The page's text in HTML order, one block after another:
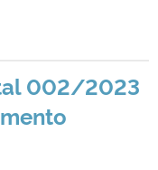
002/2023